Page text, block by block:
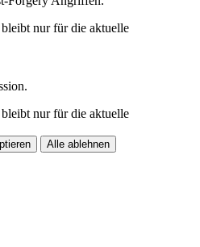
nur für die aktuelle
nur für die aktuelle
Alle ablehnen